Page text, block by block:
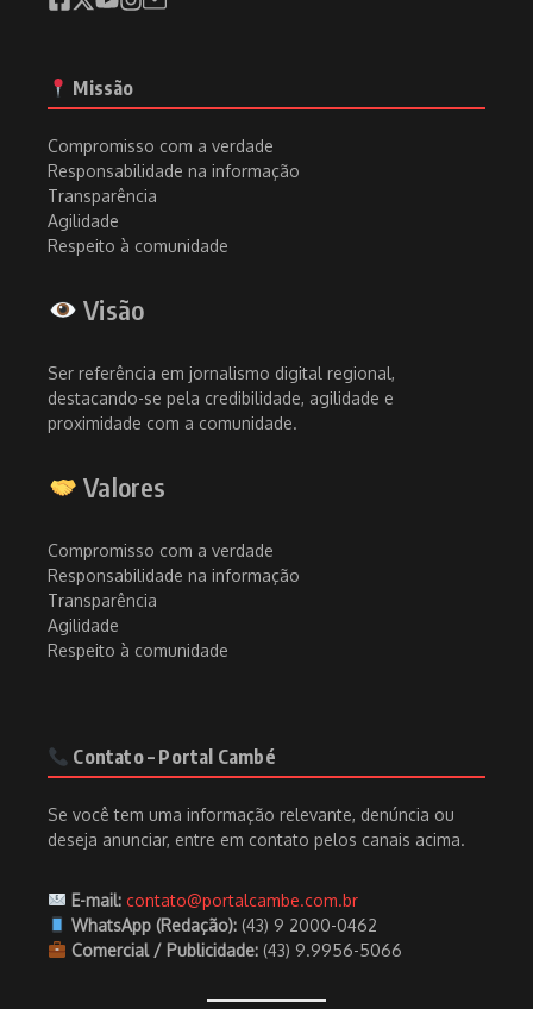
Missão
Compromisso com a verdade
Responsabilidade na informação
Transparência
Agilidade
Respeito à comunidade
Visão
Ser referência em jornalismo digital regional,
destacando-se pela credibilidade, agilidade e
proximidade com a comunidade.
Valores
Compromisso com a verdade
Responsabilidade na informação
Transparência
Agilidade
Respeito à comunidade
Contato – Portal Cambé
Se você tem uma informação relevante, denúncia ou
deseja anunciar, entre em contato pelos canais acima.
E-mail: contato@portalcambe.com.br
WhatsApp (Redação):(43) 9 2000-0462
Comercial / Publicidade:(43) 9.9956-5066